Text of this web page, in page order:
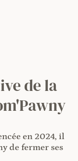
de la
en 2024, il
de fermer ses